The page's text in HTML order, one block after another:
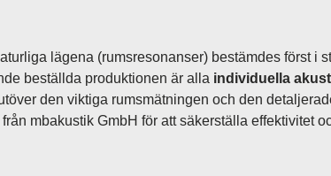
lägena (rumsresonanser) bestämdes först i
beställda produktionen är alla individuella
den viktiga rumsmätningen och den
mbakustik GmbH för att säkerställa effektivitet